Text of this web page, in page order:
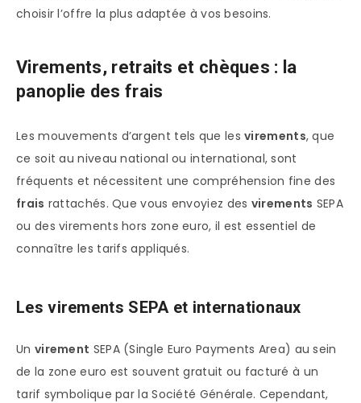
choisir l’offre la plus adaptée à vos besoins.
Virements, retraits et chèques : la
panoplie des frais
Les mouvements d’argent tels que lesvirements, que
ce soit au niveau national ou international, sont
fréquents et nécessitent une compréhension fine des
frais rattachés. Que vous envoyiez des virements SEPA
ou des virements hors zone euro, il est essentiel de
connaître les tarifs appliqués.
Les virements SEPA et internationaux
Un virement SEPA (Single Euro Payments Area) au sein
de la zone euro est souvent gratuit ou facturé à un
tarif symbolique par la Société Générale. Cependant,